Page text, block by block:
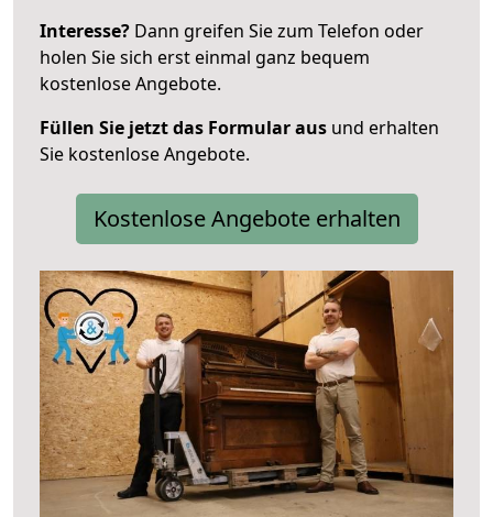
Interesse? Dann greifen Sie zum Telefon oder
holen Sie sich erst einmal ganz bequem
kostenlose Angebote.
Füllen Sie jetzt das Formular aus und erhalten
Sie kostenlose Angebote.
Kostenlose Angebote erhalten